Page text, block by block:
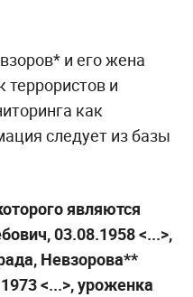
и его жена
и
как
следует из базы
являются
03.08.1958 <...>,
Невзорова**
<...>, уроженка